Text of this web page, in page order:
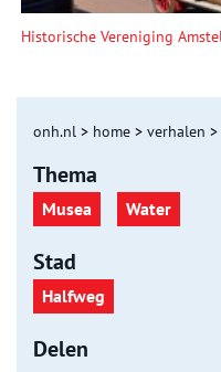
Historische Vereniging
onh.nl > home > verhalen >
Thema
Musea Water
Stad
Halfweg
Delen